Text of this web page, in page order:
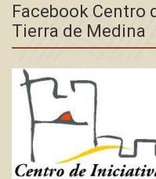
Facebook Centro
Tierra de Medina